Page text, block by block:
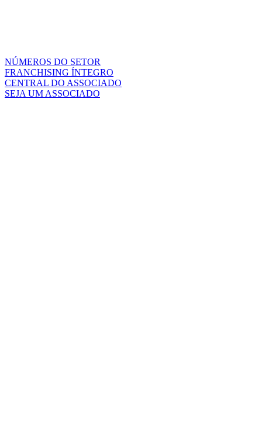
NÚMEROS DO SETOR
FRANCHISING ÍNTEGRO
CENTRAL DO ASSOCIADO
SEJA UM ASSOCIADO